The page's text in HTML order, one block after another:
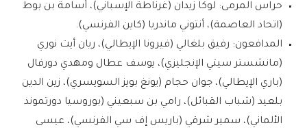
حراس المرمى: لوكا زيدان (غرناطة الإسباني)، أسامة بن بوط
(اتحاد العاصمة)، أنتوني ماندريا (كاين الفرنسي).
المدافعون: رفيق بلغالي (فيرونا الإيطالي)، ريان أيت نوري
(مانشستر سيتي الإنجليزي)، يوسف عطال ومهدي دورفال
(باري الإيطالي)، جوان حجام (يونغ بويز السويسري)، زين الدين
بلعيد (شباب القبائل)، رامي بن سبعيني (بوروسيا دورتموند
الألماني)، سمير شرقي (باريس إف سي الفرنسي)، عيسى